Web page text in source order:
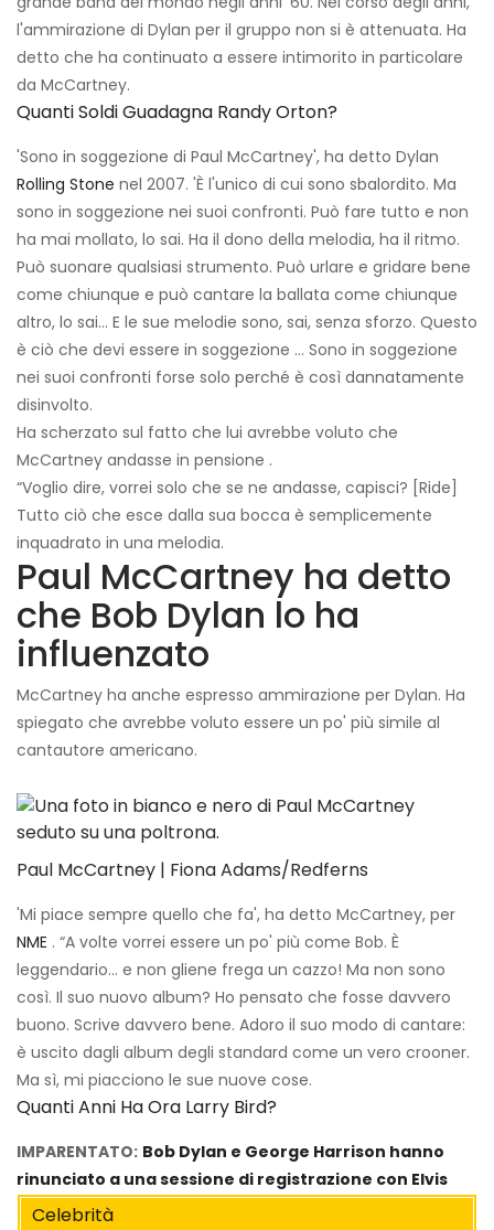
l'ammirazione di Dylan per il gruppo non si è attenuata. Ha
detto che ha continuato a essere intimorito in particolare
da McCartney.
Quanti Soldi Guadagna Randy Orton?
'Sono in soggezione di Paul McCartney', ha detto Dylan
Rolling Stone nel 2007. 'È l'unico di cui sono sbalordito. Ma
sono in soggezione nei suoi confronti. Può fare tutto e non
ha mai mollato, lo sai. Ha il dono della melodia, ha il ritmo.
Può suonare qualsiasi strumento. Può urlare e gridare bene
come chiunque e può cantare la ballata come chiunque
altro, lo sai... E le sue melodie sono, sai, senza sforzo. Questo
è ciò che devi essere in soggezione … Sono in soggezione
nei suoi confronti forse solo perché è così dannatamente
disinvolto.
Ha scherzato sul fatto che lui avrebbe voluto che
McCartney andasse in pensione .
“Voglio dire, vorrei solo che se ne andasse, capisci? [Ride]
Tutto ciò che esce dalla sua bocca è semplicemente
inquadrato in una melodia.
Paul McCartney ha detto
che Bob Dylan lo ha
influenzato
McCartney ha anche espresso ammirazione per Dylan. Ha
spiegato che avrebbe voluto essere un po' più simile al
cantautore americano.
Paul McCartney | Fiona Adams/Redferns
'Mi piace sempre quello che fa', ha detto McCartney, per
NME . “A volte vorrei essere un po' più come Bob. È
leggendario... e non gliene frega un cazzo! Ma non sono
così. Il suo nuovo album? Ho pensato che fosse davvero
buono. Scrive davvero bene. Adoro il suo modo di cantare:
è uscito dagli album degli standard come un vero crooner.
Ma sì, mi piacciono le sue nuove cose.
Quanti Anni Ha Ora Larry Bird?
IMPARENTATO: Bob Dylan e George Harrison hanno
rinunciato a una sessione di registrazione con Elvis
Celebrità